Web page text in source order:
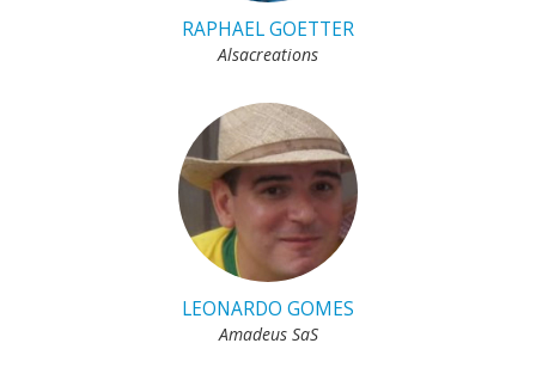
RAPHAEL GOETTER
Alsacreations
LEONARDO GOMES
Amadeus SaS